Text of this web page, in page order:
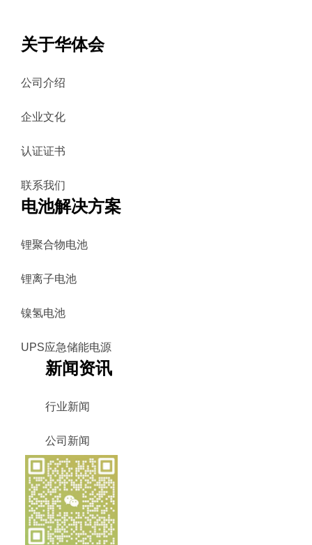
关于华体会
公司介绍
企业文化
认证证书
联系我们
电池解决方案
锂聚合物电池
锂离子电池
镍氢电池
UPS应急储能电源
新闻资讯
行业新闻
公司新闻